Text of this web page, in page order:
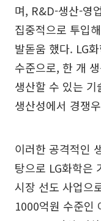
며, R&D-생산-영
집중적으로 투입
발돋움 했다. LG
수준으로, 한 개
생산할 수 있는
생산성에서 경쟁
이러한 공격적인
탕으로 LG화학은
시장 선도 사업으
1000억원 수준인